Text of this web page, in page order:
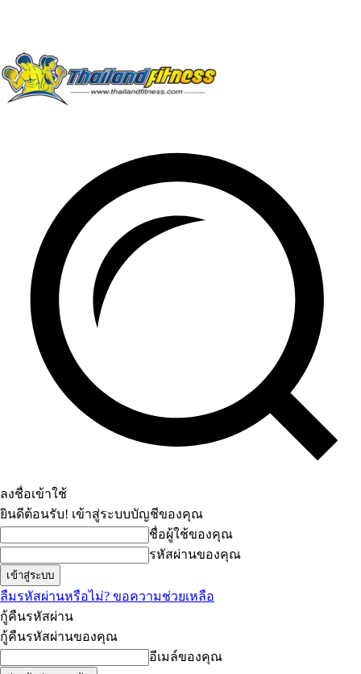
ลงชื่อเข้าใช้
ยินดีต้อนรับ! เข้าสู่ระบบบัญชีของคุณ
ชื่อผู้ใช้ของคุณ
รหัสผ่านของคุณ
ลืมรหัสผ่านหรือไม่? ขอความช่วยเหลือ
กู้คืนรหัสผ่าน
กู้คืนรหัสผ่านของคุณ
อีเมล์ของคุณ